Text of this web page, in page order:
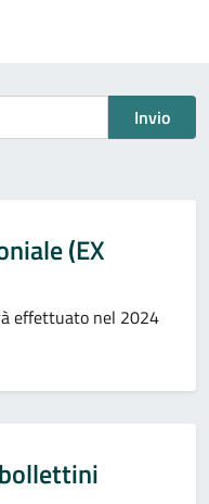
Invio
(EX
effettuato nel 2024